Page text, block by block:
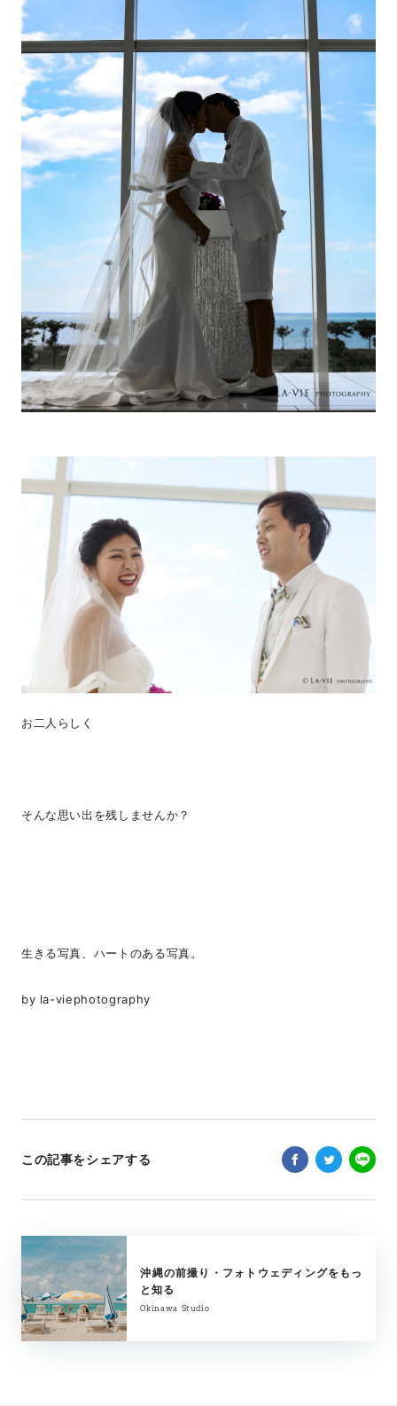
お二人らしく
そんな思い出を残しませんか？
生きる写真、ハートのある写真。
by la-viephotography
この記事をシェアする
沖縄の前撮り・フォトウェディングをもっ
と知る
Okinawa Studio